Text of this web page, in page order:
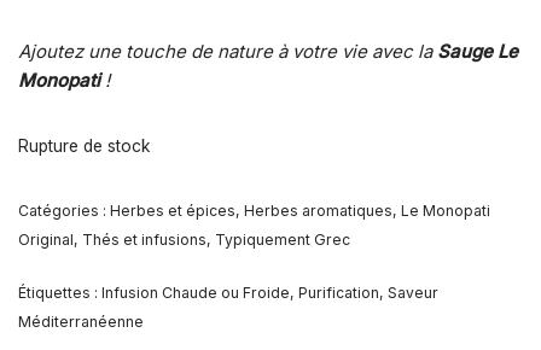
Ajoutez une touche de nature à votre vie avec la Sauge Le
Monopati!
Rupture de stock
Catégories : Herbes et épices, Herbes aromatiques, Le Monopati
Original, Thés et infusions, Typiquement Grec
Étiquettes : Infusion Chaude ou Froide, Purification, Saveur
Méditerranéenne